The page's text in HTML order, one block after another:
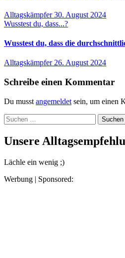
Alltagskämpfer30. August 2024
Wusstest du, dass...?
Wusstest du, dass die
Alltagskämpfer 26. August 2024
Schreibe einen Kommentar
Du musst angemeldet sein, um einen
Suchen
nach:
Unsere
Lächle ein wenig ;)
Werbung | Sponsored: